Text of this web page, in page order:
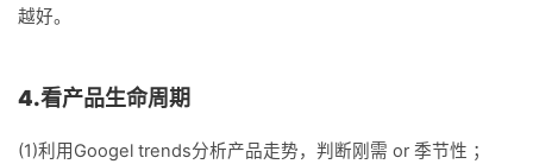
越好。
4.看产品生命周期
(1)利用Googel trends分析产品走势，判断刚需 or 季节性 ；